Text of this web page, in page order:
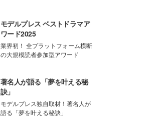
モデルプレス ベストドラマア
ワード2025
業界初！ 全プラットフォーム横断
の大規模読者参加型アワード
著名人が語る「夢を叶える秘
訣」
モデルプレス独自取材！著名人が
語る「夢を叶える秘訣」